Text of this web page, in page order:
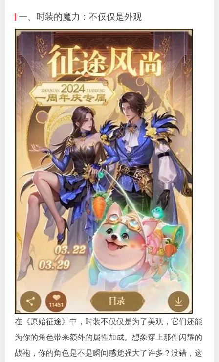
一、时装的魔力：不仅仅是外观
在《原始征途》中，时装不仅仅是为了美观，它们还能
为你的角色带来额外的属性加成。想象穿上那件闪耀的
战袍，你的角色是不是瞬间感觉强大了许多？没错，这